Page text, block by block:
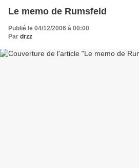
Le memo de Rumsfeld
Publié le 04/12/2006 à 00:00
Par drzz